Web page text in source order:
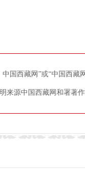
中国西藏网”或“中国西
来源中国西藏网和署著